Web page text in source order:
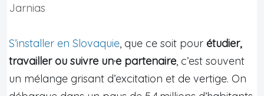
Jarnias
S’installer en Slovaquie, que ce soit pour étudier,
travailler ou suivre un·e partenaire, c’est souvent
un mélange grisant d’excitation et de vertige. On